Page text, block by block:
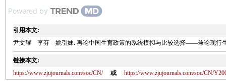
Powered by
引用本文:
尹文耀 李芬 姚引妹. 再论中国生育政策的系统模拟与比较选择——兼论现行生
链接本文:
https://www.zjujournals.com/soc/CN/
或 https://www.zjujournals.com/soc/CN/